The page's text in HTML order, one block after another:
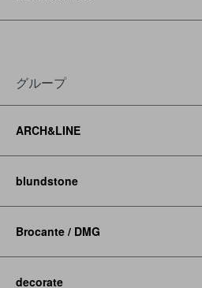
グループ
ARCH&LINE
blundstone
Brocante / DMG
decorate